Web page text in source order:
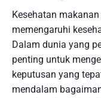
Kesehatan
memengaruhi
Dalam dunia yang
penting untuk
keputusan yang
mendalam